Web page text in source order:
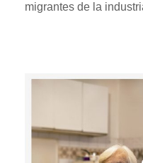
migrantes de la